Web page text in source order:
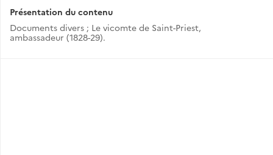
Présentation du contenu
Documents divers ; Le vicomte de Saint-Priest,
ambassadeur (1828-29).